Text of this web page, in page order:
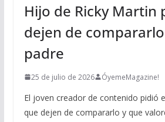
Hijo de Ricky Martin
dejen de
padre
25 de julio de 2026 ÓyemeMagazine!
El joven creador de contenido pidió
que dejen de compararlo y que